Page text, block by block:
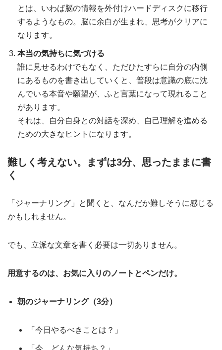
とは、いわば脳の情報を外付けハードディスクに移行
するようなもの。脳に余白が生まれ、思考がクリアに
なります。
本当の気持ちに気づける
誰に見せるわけでもなく、ただひたすらに自分の内側
にあるものを書き出していくと、普段は意識の底に沈
んでいる本音や願望が、ふと言葉になって現れること
があります。
それは、自分自身との対話を深め、自己理解を進める
ための大きなヒントになります。
難しく考えない。まずは3分、思ったままに書
く
「ジャーナリング」と聞くと、なんだか難しそうに感じる
かもしれません。
でも、立派な文章を書く必要は一切ありません。
用意するのは、お気に入りのノートとペンだけ。
朝のジャーナリング（3分）
「今日やるべきことは？」